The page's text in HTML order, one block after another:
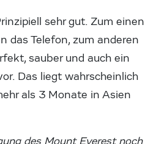
sehr gut. Zum einen
das Telefon, zum anderen
sauber und auch ein
Das liegt wahrscheinlich
als 3 Monate in Asien
des Mount Everest noch